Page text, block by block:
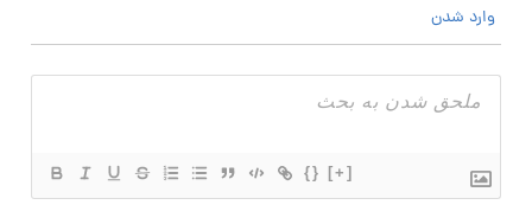
وارد شدن
{}